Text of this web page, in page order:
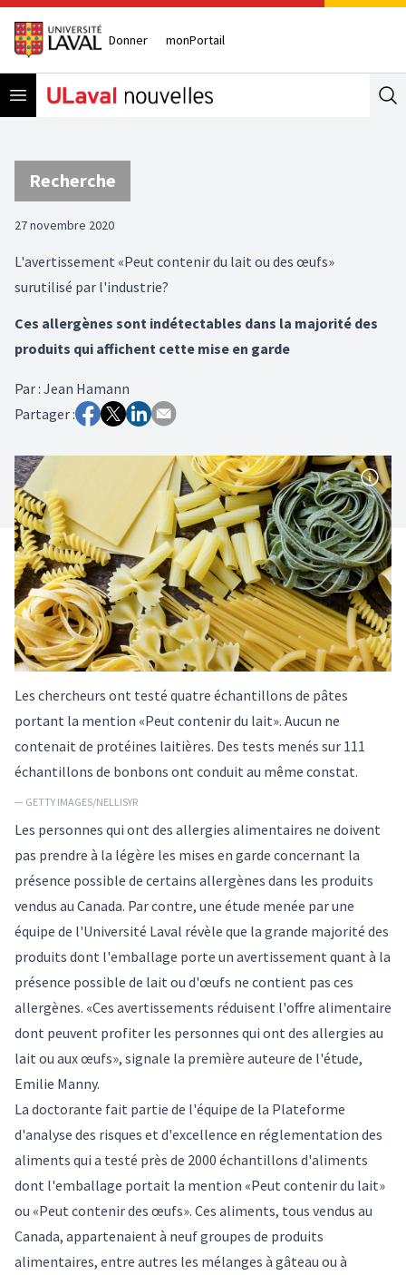
Donner monPortail
Open menu
Recherche
27 novembre 2020
L'avertissement «Peut contenir du lait ou des œufs»
surutilisé par l'industrie?
Ces allergènes sont indétectables dans la majorité des
produits qui affichent cette mise en garde
Par: Jean Hamann
Partager :
Les chercheurs ont testé quatre échantillons de pâtes
portant la mention «Peut contenir du lait». Aucun ne
contenait de protéines laitières. Des tests menés sur 111
échantillons de bonbons ont conduit au même constat.
— GETTY IMAGES/NELLISYR
Les personnes qui ont des allergies alimentaires ne doivent
pas prendre à la légère les mises en garde concernant la
présence possible de certains allergènes dans les produits
vendus au Canada. Par contre, une étude menée par une
équipe de l'Université Laval révèle que la grande majorité des
produits dont l'emballage porte un avertissement quant à la
présence possible de lait ou d'œufs ne contient pas ces
allergènes. «Ces avertissements réduisent l'offre alimentaire
dont peuvent profiter les personnes qui ont des allergies au
lait ou aux œufs», signale la première auteure de l'étude,
Emilie Manny.
La doctorante fait partie de l'équipe de la Plateforme
d'analyse des risques et d'excellence en réglementation des
aliments qui a testé près de 2000 échantillons d'aliments
dont l'emballage portait la mention «Peut contenir du lait»
ou «Peut contenir des œufs». Ces aliments, tous vendus au
Canada, appartenaient à neuf groupes de produits
alimentaires, entre autres les mélanges à gâteau ou à